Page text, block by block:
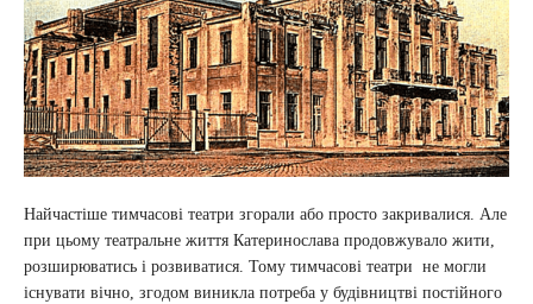
Найчастіше тимчасові театри згорали або просто закривалися. Але
при цьому театральне життя Катеринослава продовжувало жити,
розширюватись і розвиватися. Тому тимчасові театри не могли
існувати вічно, згодом виникла потреба у будівництві постійного